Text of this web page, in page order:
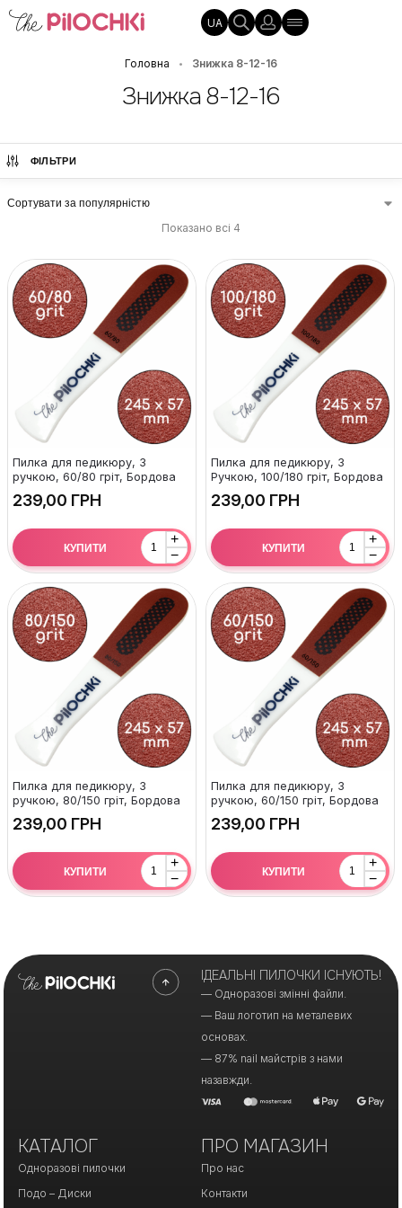
UA
Головна • Знижка 8-12-16
Знижка 8-12-16
ФІЛЬТРИ
Показано всі 4
Пилка для педикюру, З
ручкою, 60/80 гріт, Бордова
ГРН
+
−
КУПИТИ
Пилка для педикюру, З
Ручкою, 100/180 гріт, Бордова
ГРН
+
−
КУПИТИ
Пилка для педикюру, З
ручкою, 80/150 гріт, Бордова
ГРН
+
−
КУПИТИ
Пилка для педикюру, З
ручкою, 60/150 гріт, Бордова
ГРН
+
−
КУПИТИ
ІДЕАЛЬНІ ПИЛОЧКИ ІСНУЮТЬ!
— Одноразові змінні файли.
— Ваш логотип на металевих
основах.
— 87% nail майстрів з нами
назавжди.
КАТАЛОГ
Одноразові пилочки
Подо – Диски
ПРО МАГАЗИН
Про нас
Контакти